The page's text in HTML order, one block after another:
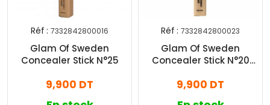
Réf : 7332842800016
Glam Of Sweden
Concealer Stick N°25
9,900 DT
Réf : 7332842800023
Glam Of Sweden
Concealer Stick N°20
9,900 DT